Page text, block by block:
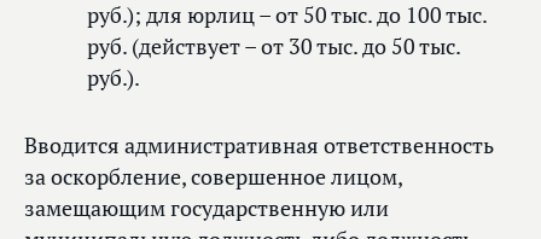
руб.); для юрлиц – от 50 тыс. до 100 тыс.
руб. (действует – от 30 тыс. до 50 тыс.
руб.).
Вводится административная ответственность
за оскорбление, совершенное лицом,
замещающим государственную или